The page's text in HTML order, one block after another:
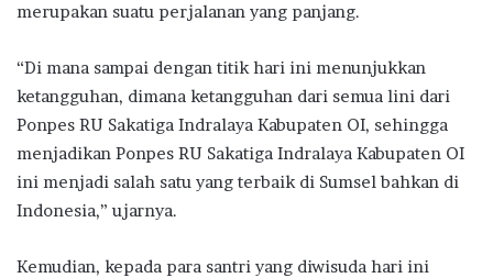
merupakan suatu perjalanan yang panjang.
“Di mana sampai dengan titik hari ini menunjukkan
ketangguhan, dimana ketangguhan dari semua lini dari
Ponpes RU Sakatiga Indralaya Kabupaten OI, sehingga
menjadikan Ponpes RU Sakatiga Indralaya Kabupaten OI
ini menjadi salah satu yang terbaik di Sumsel bahkan di
Indonesia,” ujarnya.
Kemudian, kepada para santri yang diwisuda hari ini